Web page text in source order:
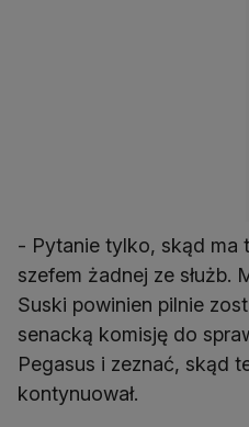
- Pytanie tylko, skąd ma
szefem żadnej ze służb.
Suski powinien pilnie
senacką komisję do
Pegasus i zeznać, skąd
kontynuował.